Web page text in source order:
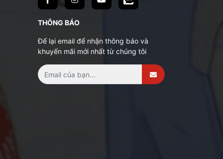
THÔNG BÁO
Để lại email để nhận thông báo và
khuyến mãi mới nhất từ chúng tôi